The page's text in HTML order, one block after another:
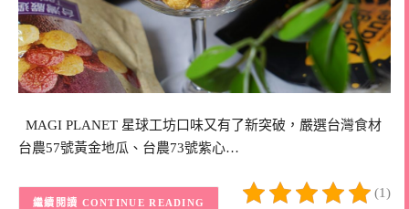
MAGI PLANET 星球工坊口味又有了新突破，嚴選台灣食材
台農57號黃金地瓜、台農73號紫心…
(1)
CONTINUE READING